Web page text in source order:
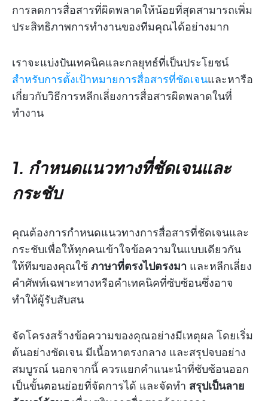
การลดการสื่อสารที่ผิดพลาดให้น้อยที่สุดสามารถเพิ่ม
ประสิทธิภาพการทำงานของทีมคุณได้อย่างมาก
เราจะแบ่งปันเทคนิคและกลยุทธ์ที่เป็นประโยชน์
สำหรับการตั้งเป้าหมายการสื่อสารที่ชัดเจนและหารือ
เกี่ยวกับวิธีการหลีกเลี่ยงการสื่อสารผิดพลาดในที่
ทำงาน
1. กำหนดแนวทางที่ชัดเจนและ
กระชับ
คุณต้องการกำหนดแนวทางการสื่อสารที่ชัดเจนและ
กระชับเพื่อให้ทุกคนเข้าใจข้อความในแบบเดียวกัน
ให้ทีมของคุณใช้ ภาษาที่ตรงไปตรงมา และหลีกเลี่ยง
คำศัพท์เฉพาะทางหรือคำเทคนิคที่ซับซ้อนซึ่งอาจ
ทำให้ผู้รับสับสน
จัดโครงสร้างข้อความของคุณอย่างมีเหตุผล โดยเริ่ม
ต้นอย่างชัดเจน มีเนื้อหาตรงกลาง และสรุปจบอย่าง
สมบูรณ์ นอกจากนี้ ควรแยกคำแนะนำที่ซับซ้อนออก
เป็นขั้นตอนย่อยที่จัดการได้ และจัดทำ สรุปเป็นลาย